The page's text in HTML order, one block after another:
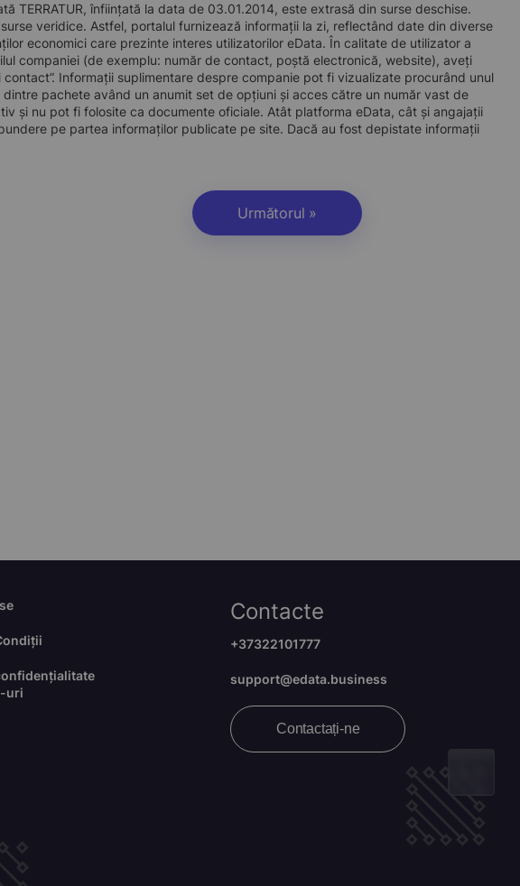
TERRATUR, înființată la data de 03.01.2014, este extrasă din surse deschise.
veridice. Astfel, portalul furnizează informații la zi, reflectând date din diverse
economici care prezinte interes utilizatorilor eData. În calitate de utilizator a
companiei (de exemplu: număr de contact, poștă electronică, website), aveți
Informații suplimentare despre companie pot fi vizualizate procurând unul
pachete având un anumit set de opțiuni și acces către un număr vast de
și nu pot fi folosite ca documente oficiale. Atât platforma eData, cât și angajații
pe partea informaților publicate pe site. Dacă au fost depistate informații
Următorul »
uri
Contacte
+37322101777
support@edata.business
Contactați-ne